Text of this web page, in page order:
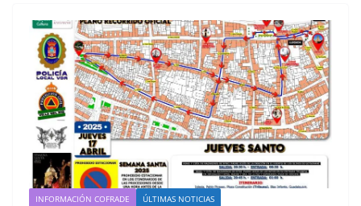
INFORMACIÓN COFRADE ÚLTIMAS NOTICIAS